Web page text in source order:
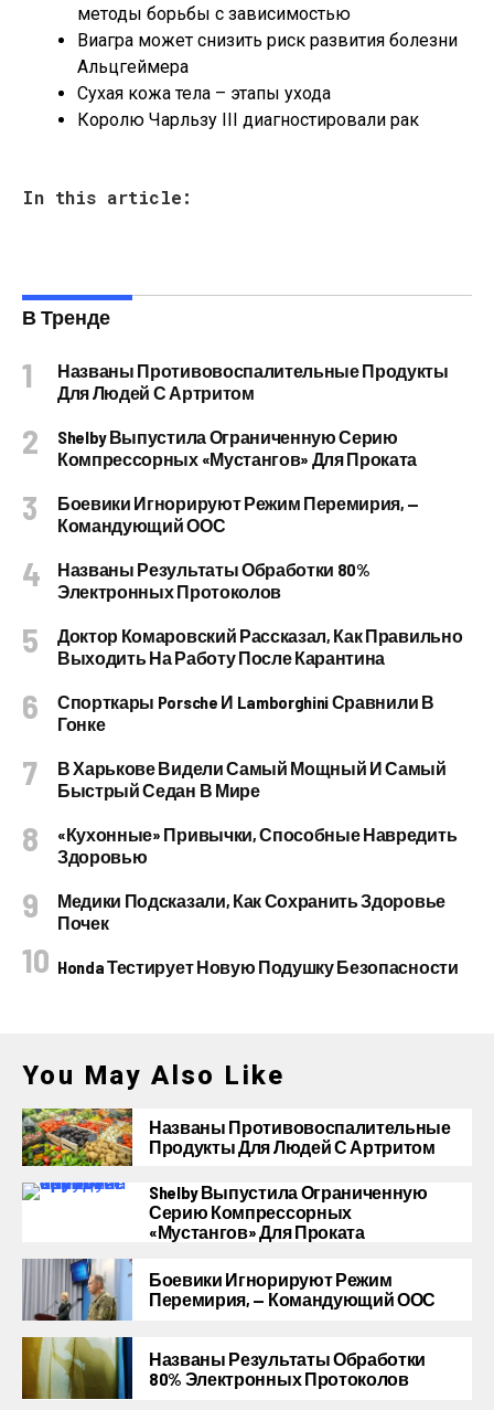
методы борьбы с зависимостью
Виагра может снизить риск развития болезни
Альцгеймера
Сухая кожа тела – этапы ухода
Королю Чарльзу III диагностировали рак
In this article:
В Тренде
Названы Противовоспалительные Продукты
Для Людей С Артритом
Shelby Выпустила Ограниченную Серию
Компрессорных «Мустангов» Для Проката
Боевики Игнорируют Режим Перемирия, —
Командующий ООС
Названы Результаты Обработки 80%
Электронных Протоколов
Доктор Комаровский Рассказал, Как Правильно
Выходить На Работу После Карантина
Спорткары Porsche И Lamborghini Сравнили В
Гонке
В Харькове Видели Самый Мощный И Самый
Быстрый Седан В Мире
«Кухонные» Привычки, Способные Навредить
Здоровью
Медики Подсказали, Как Сохранить Здоровье
Почек
Honda Тестирует Новую Подушку Безопасности
You May Also Like
Названы Противовоспалительные
Продукты Для Людей С Артритом
Shelby Выпустила Ограниченную
Серию Компрессорных
«Мустангов» Для Проката
Боевики Игнорируют Режим
Перемирия, — Командующий ООС
Названы Результаты Обработки
80% Электронных Протоколов